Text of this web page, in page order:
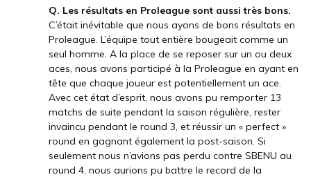
Q. Les résultats en Proleague sont aussi très bons.
C’était inévitable que nous ayons de bons résultats en
Proleague. L’équipe tout entière bougeait comme un
seul homme. A la place de se reposer sur un ou deux
aces, nous avons participé à la Proleague en ayant en
tête que chaque joueur est potentiellement un ace.
Avec cet état d’esprit, nous avons pu remporter 13
matchs de suite pendant la saison régulière, rester
invaincu pendant le round 3, et réussir un « perfect »
round en gagnant également la post-saison. Si
seulement nous n’avions pas perdu contre SBENU au
round 4, nous aurions pu battre le record de la